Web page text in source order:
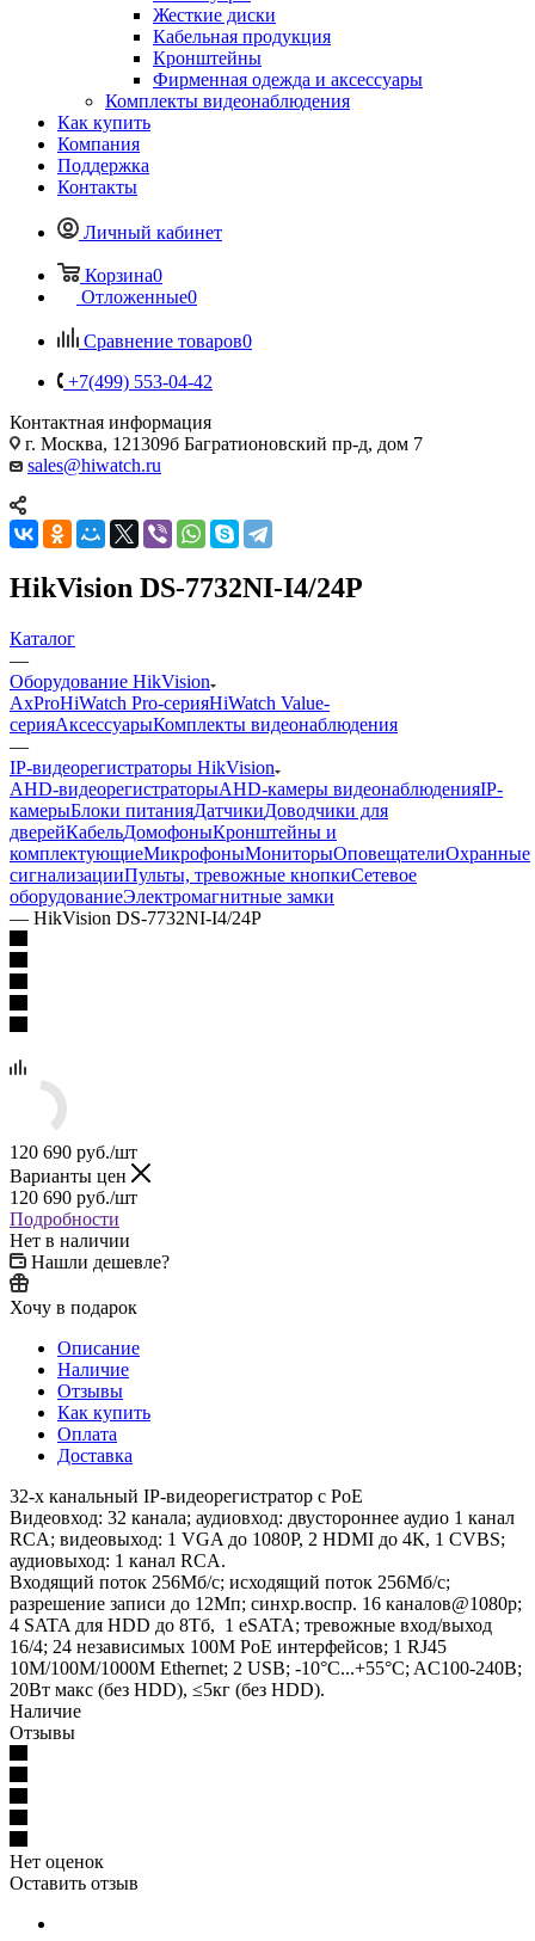
Жесткие диски
Кабельная продукция
Кронштейны
Фирменная одежда и аксессуары
Комплекты видеонаблюдения
Как купить
Компания
Поддержка
Контакты
Личный кабинет
Корзина0
Отложенные0
Сравнение товаров0
+7(499) 553-04-42
Контактная информация
г. Москва, 121309б Багратионовский пр-д, дом 7
sales@hiwatch.ru
HikVision DS-7732NI-I4/24P
Каталог
—
Оборудование HikVision
AxProHiWatch Pro-серияHiWatch Value-
серияАксессуарыКомплекты видеонаблюдения
—
IP-видеорегистраторы HikVision
AHD-видеорегистраторыAHD-камеры видеонаблюденияIP-
камерыБлоки питанияДатчикиДоводчики для
дверейКабельДомофоныКронштейны и
комплектующиеМикрофоныМониторыОповещателиОхранные
сигнализацииПульты, тревожные кнопкиСетевое
оборудованиеЭлектромагнитные замки
— HikVision DS-7732NI-I4/24P
120 690 руб./шт
Варианты цен
120 690 руб./шт
Подробности
Нет в наличии
Нашли дешевле?
Хочу в подарок
Описание
Наличие
Отзывы
Как купить
Оплата
Доставка
32-х канальный IP-видеорегистратор c PoE
Видеовход: 32 канала; аудиовход: двустороннее аудио 1 канал
RCA; видеовыход: 1 VGA до 1080Р, 2 HDMI до 4К, 1 CVBS;
аудиовыход: 1 канал RCA.
Входящий поток 256Мб/с; исходящий поток 256Мб/с;
разрешение записи до 12Мп; синхр.воспр. 16 каналов@1080р;
4 SATA для HDD до 8Тб, 1 eSATA; тревожные вход/выход
16/4; 24 независимых 100M PoE интерфейсов; 1 RJ45
10M/100M/1000M Ethernet; 2 USB; -10°C...+55°C; AC100-240В;
20Вт макс (без HDD), ≤5кг (без HDD).
Наличие
Отзывы
Нет оценок
Оставить отзыв